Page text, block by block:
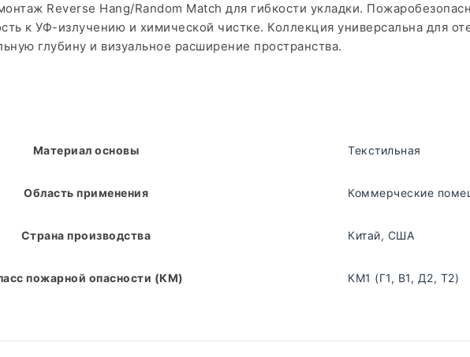
Reverse Hang/Random Match для гибкости укладки.
к УФ-излучению и химической чистке. Коллекция универсальна для
глубину и визуальное расширение пространства.
Материал основы Текстильная
Область применения Коммерческие
Страна производства Китай, США
пожарной опасности (КМ) КМ1 (Г1, В1, Д2, Т2)